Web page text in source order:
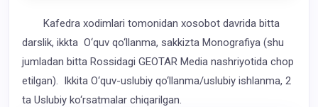
Kafedra xodimlari tomonidan xosobot davrida bitta
darslik, ikkta O‘quv qo‘llanma, sakkizta Monografiya (shu
jumladan bitta Rossidagi GEOTAR Media nashriyotida chop
etilgan). Ikkita O‘quv-uslubiy qo‘llanma/uslubiy ishlanma, 2
ta Uslubiy ko‘rsatmalar chiqarilgan.